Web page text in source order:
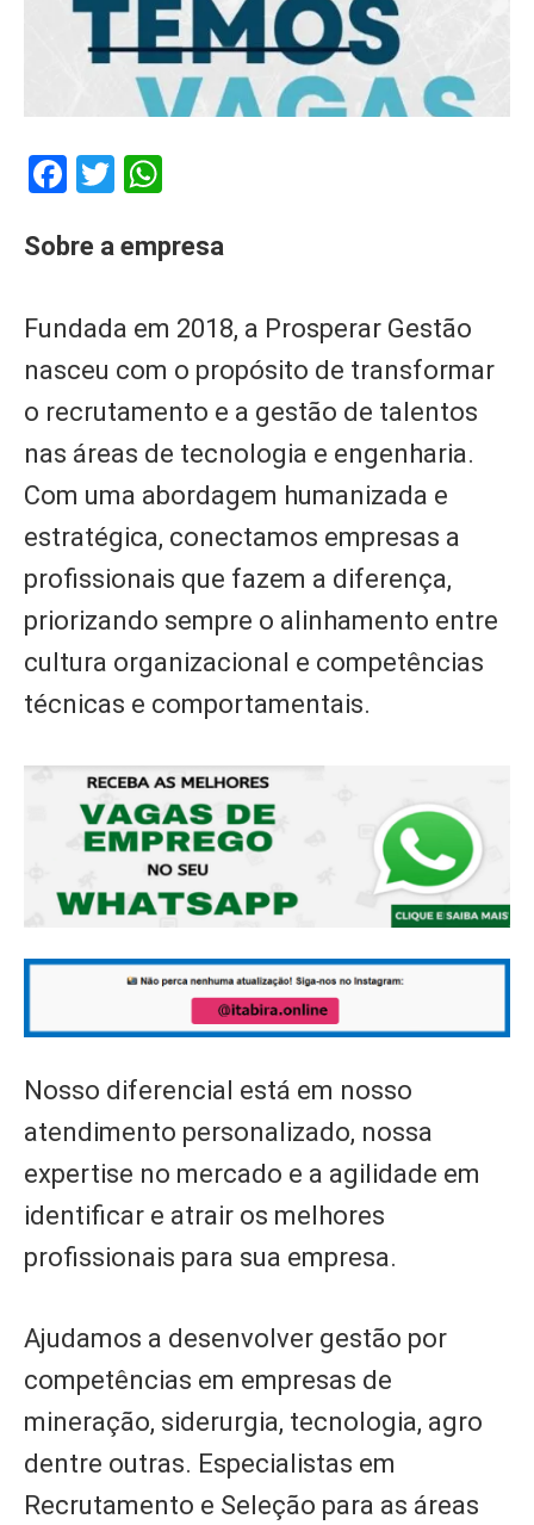
Facebook
Twitter
Sobre a empresa
Fundada em 2018, a Prosperar Gestão
nasceu com o propósito de transformar
o recrutamento e a gestão de talentos
nas áreas de tecnologia e engenharia.
Com uma abordagem humanizada e
estratégica, conectamos empresas a
profissionais que fazem a diferença,
priorizando sempre o alinhamento entre
cultura organizacional e competências
técnicas e comportamentais.
Nosso diferencial está em nosso
atendimento personalizado, nossa
expertise no mercado e a agilidade em
identificar e atrair os melhores
profissionais para sua empresa.
Ajudamos a desenvolver gestão por
competências em empresas de
mineração, siderurgia, tecnologia, agro
dentre outras. Especialistas em
Recrutamento e Seleção para as áreas